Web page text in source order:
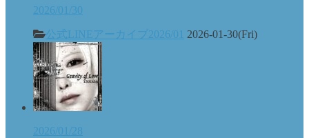
2026/01/30
公式LINEアーカイブ2026/01 2026-01-30(Fri)
2026/01/28